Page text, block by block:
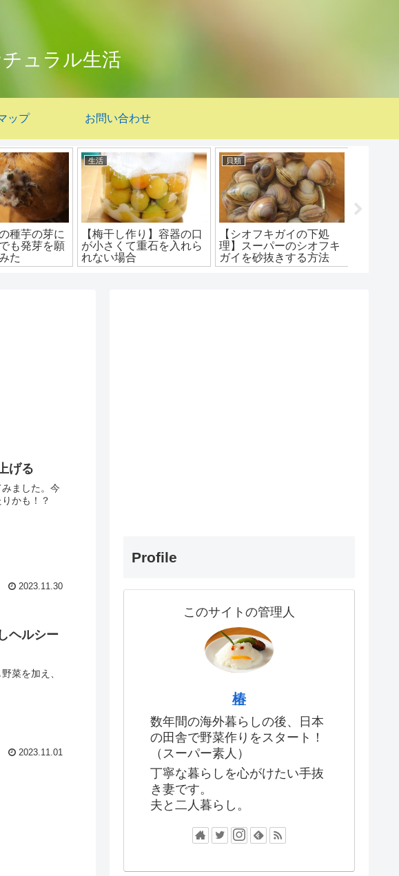
ュラル生活
ップ お問い合わせ
種芋の芽に
も発芽を願
た
生活
【梅干し作り】容器の口
が小さくて重石を入れら
れない場合
貝類
【シオフキガイの下処
理】スーパーのシオフキ
ガイを砂抜きする方法
げる
ました。今
かも！？
2023.11.30
ヘルシー
菜を加え、
2023.11.01
Profile
このサイトの管理人
椿
数年間の海外暮らしの後、日本
の田舎で野菜作りをスタート！
（スーパー素人）
丁寧な暮らしを心がけたい手抜
き妻です。
夫と二人暮らし。